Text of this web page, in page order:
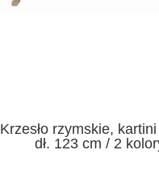
Krzesło rzymskie,
dł. 123 cm / 2